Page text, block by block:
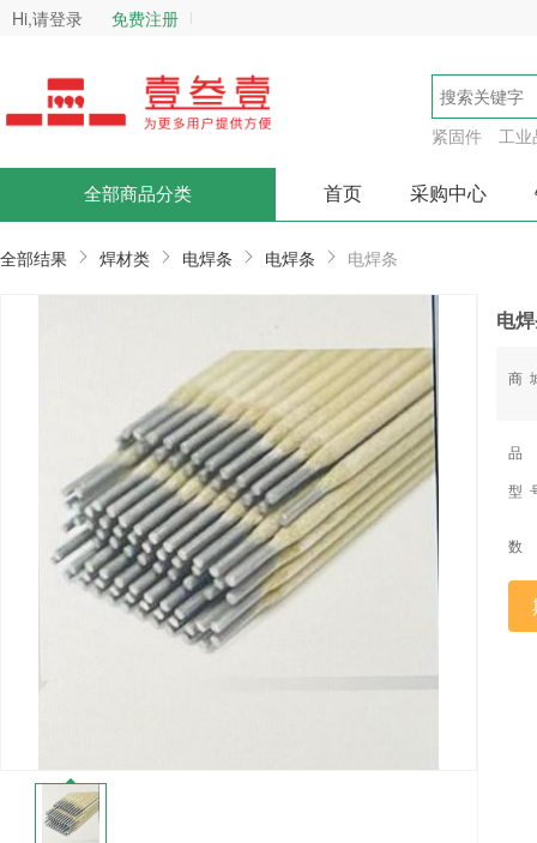
Hi,请登录 免费注册
紧固件 工业
全部商品分类 首页 采购中心
全部结果 焊材类 电焊条 电焊条 电焊条
电
商
型